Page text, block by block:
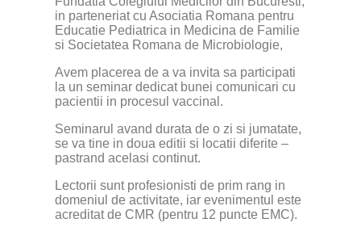
in parteneriat cu Asociatia Romana pentru
Educatie Pediatrica in Medicina de Familie
si Societatea Romana de Microbiologie,
Avem placerea de a va invita sa participati
la un seminar dedicat bunei comunicari cu
pacientii in procesul vaccinal.
Seminarul avand durata de o zi si jumatate,
se va tine in doua editii si locatii diferite –
pastrand acelasi continut.
Lectorii sunt profesionisti de prim rang in
domeniul de activitate, iar evenimentul este
acreditat de CMR (pentru 12 puncte EMC).